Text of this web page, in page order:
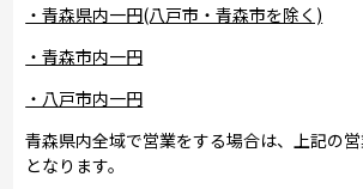
・青森県内一円(八戸市・青森市を除く)
・青森市内一円
・八戸市内一円
青森県内全域で営業をする場合は、上記の
となります。